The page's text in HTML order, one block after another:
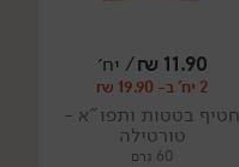
11.90
₪/ יח׳
2 יח' ב- 19.90 ₪
חטיף בטטות ותפו"א -
טורטילה
60 גרם